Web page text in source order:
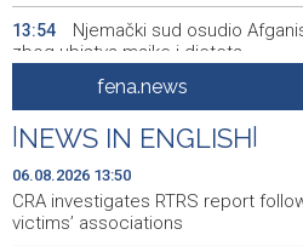
13:54
Njemački sud osudio
zbog ubistva majke i djeteta
CRA investigates RTRS
genocide victims’ associations
13:43
Magoda ugostio bh.
međunarodnih nastupa
fena.news
NEWS IN ENGLISH
06.08.2026 13:50
CRA investigates RTRS report
victims’ associations